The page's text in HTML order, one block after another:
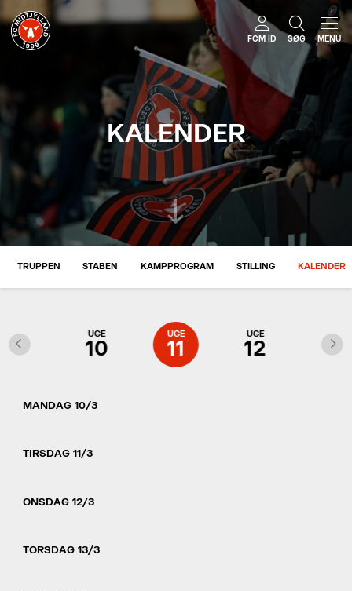
FCM ID SØG MENU
KALENDER
TRUPPEN STABEN KAMPPROGRAM STILLING KALENDER
UGE
9
UGE
10
UGE
11
UGE
12
UGE
13
MANDAG 10/3
TIRSDAG 11/3
ONSDAG 12/3
TORSDAG 13/3